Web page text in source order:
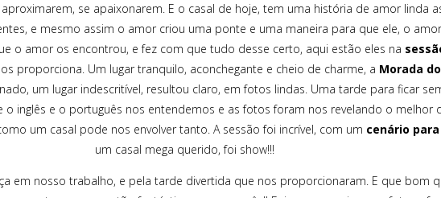
se apaixonarem. E o casal de hoje, tem uma história de amor linda
e mesmo assim o amor criou uma ponte e uma maneira para que ele, o
o amor os encontrou, e fez com que tudo desse certo, aqui estão eles na
proporciona. Um lugar tranquilo, aconchegante e cheio de charme, a Morada
um lugar indescritível, resultou claro, em fotos lindas. Uma tarde para ficar
o inglês e o português nos entendemos e as fotos foram nos revelando o melhor
um casal pode nos envolver tanto. A sessão foi incrível, com um cenário
um casal mega querido, foi show!!!
em nosso trabalho, e pela tarde divertida que nos proporcionaram. E que bom